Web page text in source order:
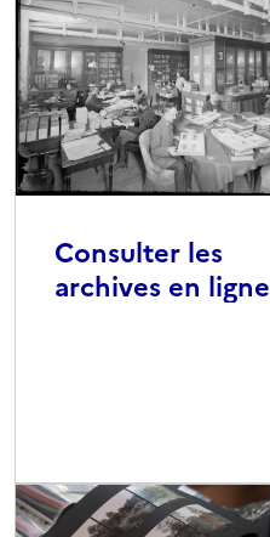
Consulter les
archives en ligne